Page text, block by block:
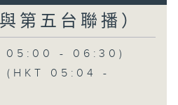
第五台聯播）
05:00 - 06:30)
(HKT 05:04 -